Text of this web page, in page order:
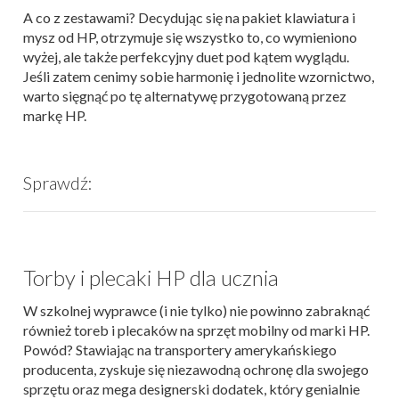
A co z zestawami? Decydując się na pakiet klawiatura i
mysz od HP, otrzymuje się wszystko to, co wymieniono
wyżej, ale także perfekcyjny duet pod kątem wyglądu.
Jeśli zatem cenimy sobie harmonię i jednolite wzornictwo,
warto sięgnąć po tę alternatywę przygotowaną przez
markę HP.
Sprawdź:
Torby i plecaki HP dla ucznia
W szkolnej wyprawce (i nie tylko) nie powinno zabraknąć
również toreb i plecaków na sprzęt mobilny od marki HP.
Powód? Stawiając na transportery amerykańskiego
producenta, zyskuje się niezawodną ochronę dla swojego
sprzętu oraz mega designerski dodatek, który genialnie